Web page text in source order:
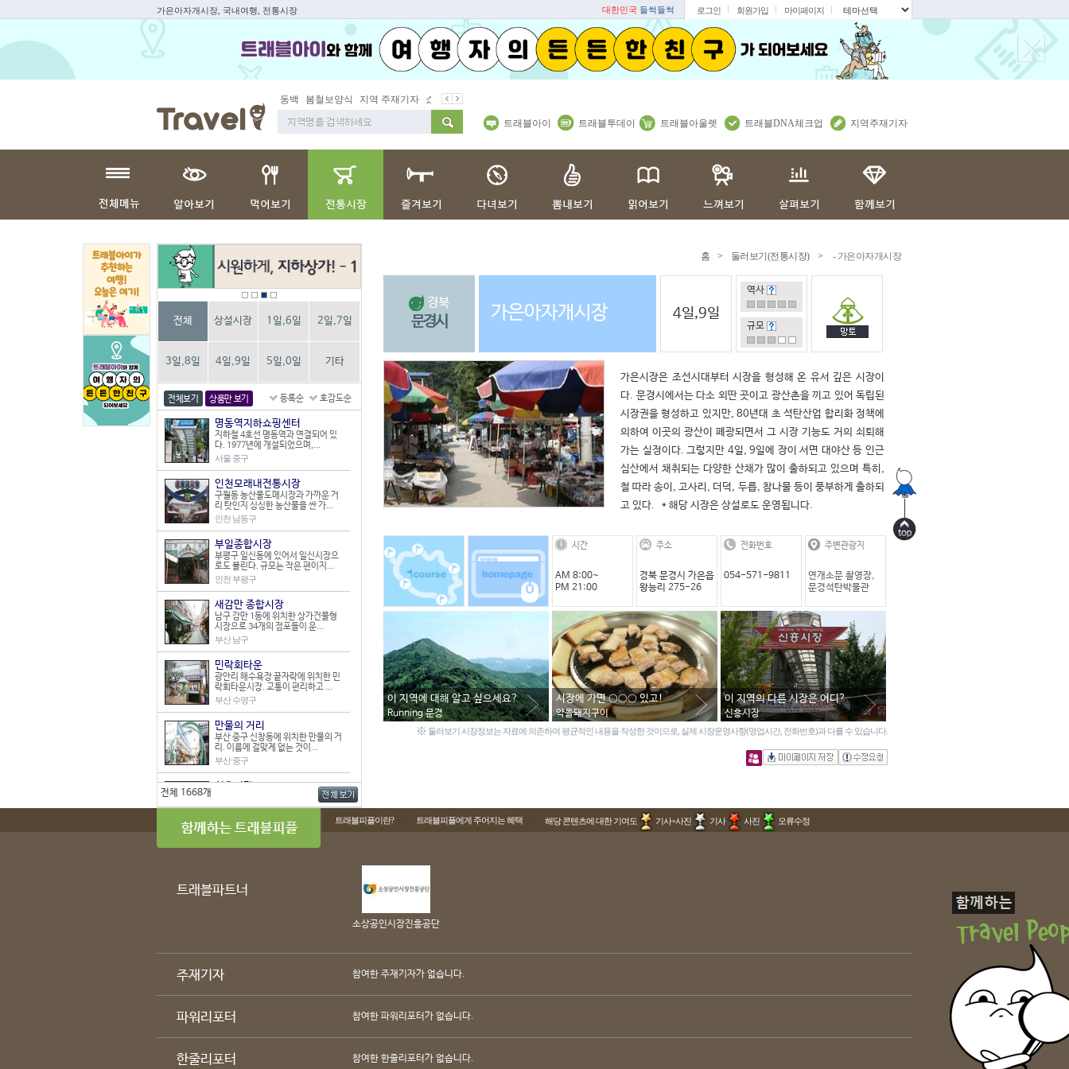
가은아자개시장, 국내여행, 전통시장 대한민국 들썩들썩 로그인 회원가입 마이페이지
동백 봄철보양식 지역 주재기자 쇼 미 더 트래블아이
트래블아이 트래블투데이 트래블아울렛 트래블DNA체크업 지역주재기자
전체 상설시장 1일,6일 2일,7일
3일,8일 4일,9일 5일,0일 기타
등록순 호감도순
전체보기 상품만 보기
명동역지하쇼핑센터
지하철 4호선 명동역과 연결되어 있
다. 1977년에 개설되었으며,...
서울 중구
인천모래내전통시장
구월동 농산물도매시장과 가까운 거
리 탓인지 싱싱한 농산물을 싼 가...
인천 남동구
부일종합시장
부평구 일신동에 있어서 일신시장으
로도 불린다. 규모는 작은 편이지...
인천 부평구
새감만 종합시장
남구 감만 1동에 위치한 상가건물형
시장으로 34개의 점포들이 운...
부산 남구
민락회타운
광안리 해수욕장 끝자락에 위치한 민
락회타운시장. 교통이 편리하고 ...
부산 수영구
만물의 거리
부산 중구 신창동에 위치한 만물의 거
리. 이름에 걸맞게 없는 것이...
부산 중구
신흥시장
62개 점포로 이루어진 작은 시장으로
상가주택복합형 시장이다. 다...
경기 부천시
오정 재래시장
강릉 성남시장
강릉 성남시장은 넓고 깔끔한 내부와
스포츠, 완구, 공방, 생활용품 등 식품
경남 거제시
전체 1668개
홈 > 둘러보기(전통시장) > - 가은아자개시장
경북
문경시 가은아자개시장 4일,9일
역사
규모
가은시장은 조선시대부터 시장을 형성해 온 유서 깊은 시장이
다. 문경시에서는 다소 외딴 곳이고 광산촌을 끼고 있어 독립된
시장권을 형성하고 있지만, 80년대 초 석탄산업 합리화 정책에
의하여 이곳의 광산이 폐광되면서 그 시장 기능도 거의 쇠퇴해
가는 실정이다. 그렇지만 4일, 9일에 장이 서면 대야산 등 인근
심산에서 채취되는 다양한 산채가 많이 출하되고 있으며 특히,
철 따라 송이, 고사리, 더덕, 두릅, 참나물 등이 풍부하게 출하되
고 있다.   * 해당 시장은 상설로도 운영됩니다.
시간
AM 8:00~
PM 21:00
주소
경북 문경시 가은읍
왕능리 275-26
전화번호
054-571-9811
주변관광지
연개소문 촬영장,
문경석탄박물관
이 지역에 대해 알고 싶으세요?
Running 문경
시장에 가면 ○○○ 있고!
약돌돼지구이
이 지역의 다른 시장은 어디?
신흥시장
※ 둘러보기 시장정보는 자료에 의존하여 평균적인 내용을 작성한 것이으로, 실제 시장운영사항(영업시간, 전화번호)과 다를 수 있습니다.
트래블피플이란? 트래블피플에게 주어지는 혜택 해당 콘텐츠에 대한 기여도 기사+사진 기사 사진 오류수정
트래블파트너
소상공인시장진흥공단
주재기자 참여한 주재기자가 없습니다.
파워리포터 참여한 파워리포터가 없습니다.
한줄리포터 참여한 한줄리포터가 없습니다.